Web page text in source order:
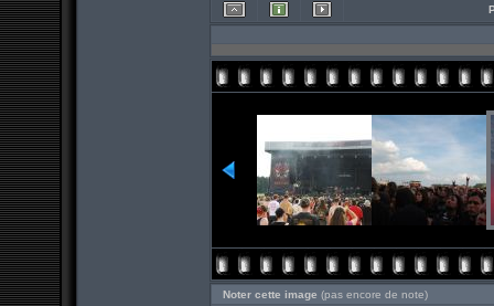
Noter cette image (pas encore de note)